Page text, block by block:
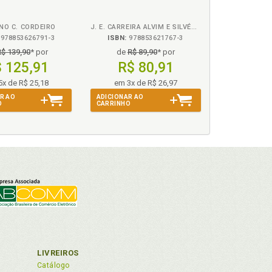
do pedido, p. 179
de tutela antecipada, p. 187
sua natureza», p. 118
Caução possível e não obrigatória, p.
C. CORDEIRO
978853626791-3
139,90* por
125,91
de R$ 25,18
AO
J. E. CARREIRA ALVIM E SILVÉRIO LUIZ NERY CABRAL JUNIOR
ISBN: 978853621767-3
deR$ 89,90* por
R$ 80,91
em 3x de R$ 26,97
ADICIONAR AO
CARRINHO
LIVREIROS
Catálogo